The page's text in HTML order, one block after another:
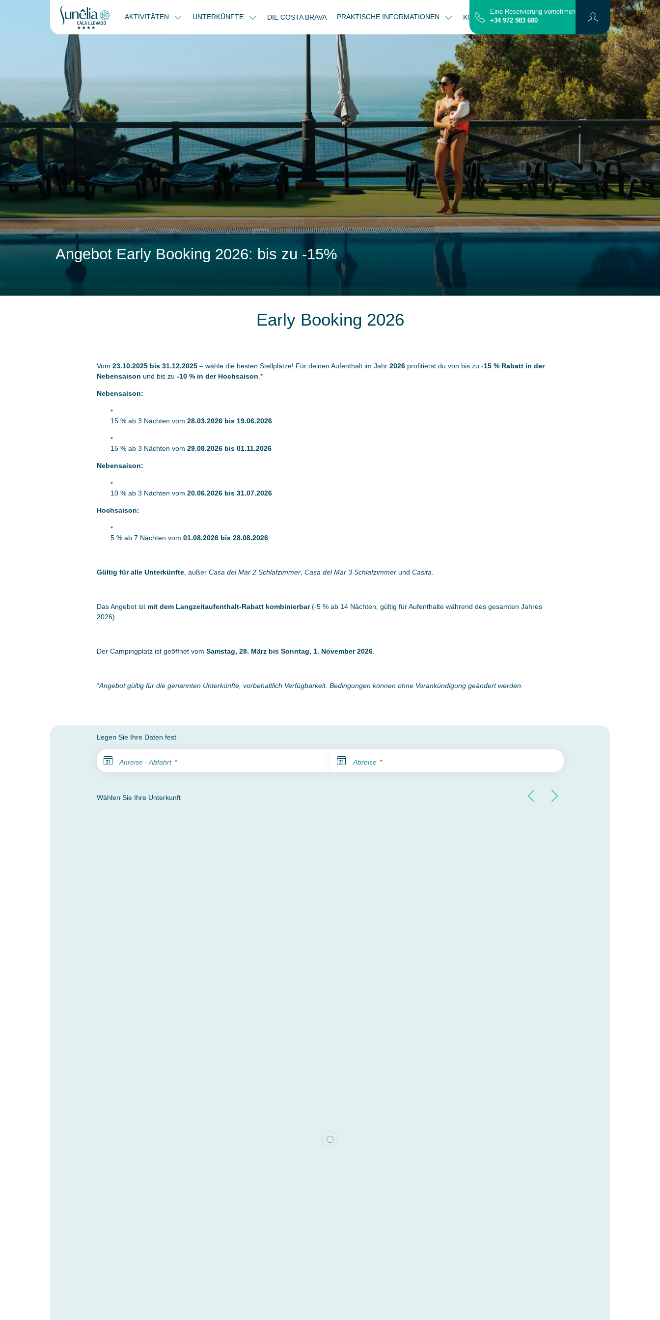
AKTIVITÄTEN UNTERKÜNFTE DIE COSTA BRAVA PRAKTISCHE INFORMATIONEN KONTAKT PLAN
Eine Reservierung vornehmen
+34 972 983 680
Angebot Early Booking 2026: bis zu -15%
Early Booking 2026
Vom 23.10.2025 bis 31.12.2025– wähle die besten Stellplätze! Für deinen Aufenthalt im Jahr 2026profitierst du von bis zu -15 % Rabatt in der
Nebensaison und bis zu -10 % in der Hochsaison .*
Nebensaison:
15 % ab 3 Nächten vom 28.03.2026 bis 19.06.2026
15 % ab 3 Nächten vom 29.08.2026 bis 01.11.2026
Nebensaison:
10 % ab 3 Nächten vom 20.06.2026 bis 31.07.2026
Hochsaison:
5 % ab 7 Nächten vom 01.08.2026 bis 28.08.2026
Gültig für alle Unterkünfte, außer Casa del Mar 2 Schlafzimmer, Casa del Mar 3 Schlafzimmerund Casita
Das Angebot ist mit dem Langzeitaufenthalt-Rabatt kombinierbar(-5 % ab 14 Nächten, gültig für Aufenthalte während des gesamten Jahres
2026).
Der Campingplatz ist geöffnet vom Samstag, 28. März bis Sonntag, 1. November 2026.
*Angebot gültig für die genannten Unterkünfte, vorbehaltlich Verfügbarkeit. Bedingungen können ohne Vorankündigung geändert werden.
Legen Sie Ihre Daten fest
Anreise - Abfahrt Abreise
Wählen Sie Ihre Unterkunft